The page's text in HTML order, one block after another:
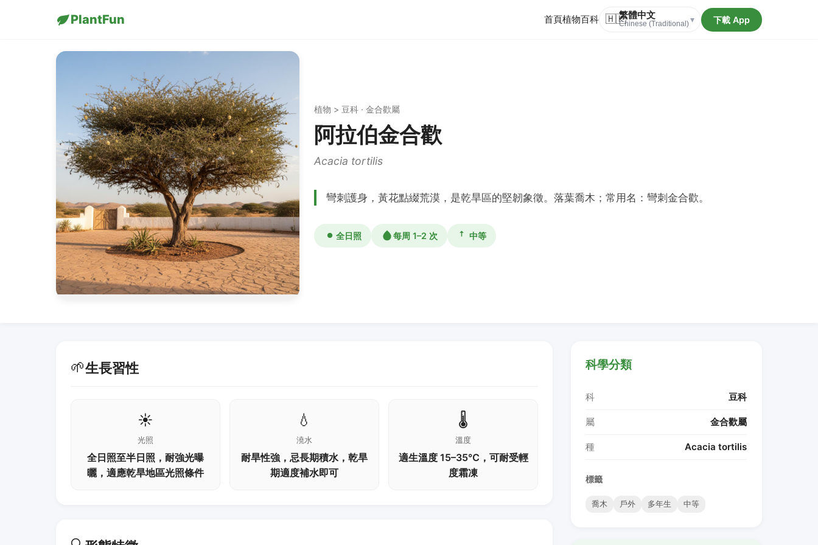
PlantFun 首頁植物百科 🇭🇰繁體中文
Chinese (Traditional)▾ 下載 App
植物 > 豆科 · 金合歡屬
阿拉伯金合歡
Acacia tortilis
彎刺護身，黃花點綴荒漠，是乾旱區的堅韌象徵。落葉喬木；常用名：彎刺金合歡。
全日照 每周 1–2 次 中等
🌱生長習性
☀️
光照
全日照至半日照，耐強光曝
曬，適應乾旱地區光照條件
💧
澆水
耐旱性強，忌長期積水，乾旱
期適度補水即可
🌡️
溫度
適生溫度 15–35℃，可耐受輕
度霜凍
科學分類
科 豆科
屬 金合歡屬
種 Acacia tortilis
標籤
喬木 戶外 多年生 中等